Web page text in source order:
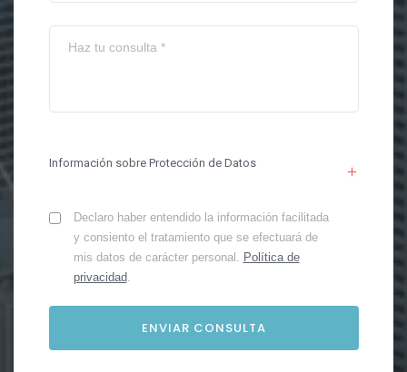
Información sobre Protección de Datos
Declaro haber entendido la información facilitada
y consiento el tratamiento que se efectuará de
mis datos de carácter personal. Política de
privacidad.